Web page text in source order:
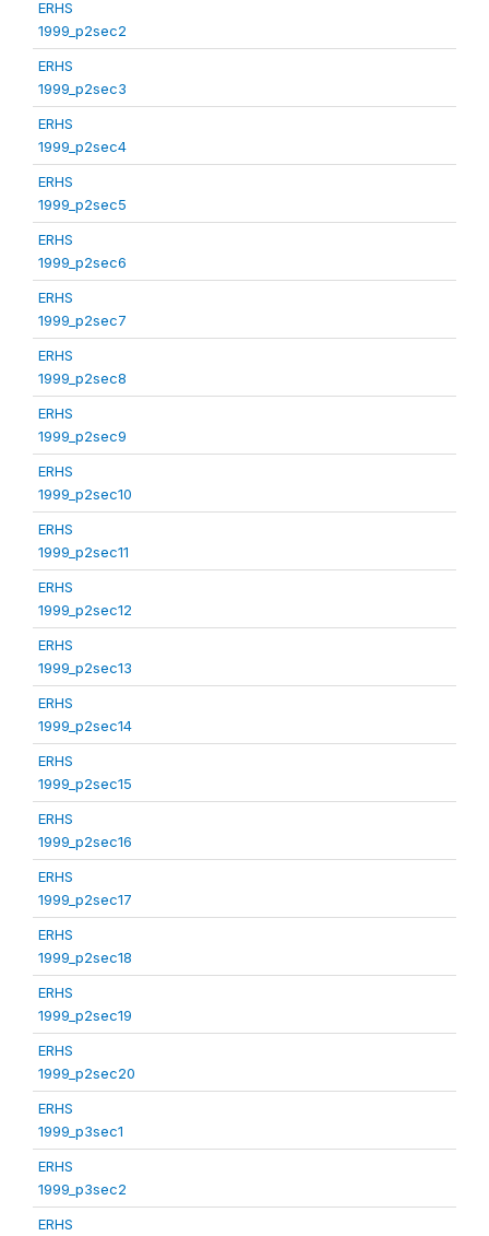
ERHS
1999_p2sec2
ERHS
1999_p2sec3
ERHS
1999_p2sec4
ERHS
1999_p2sec5
ERHS
1999_p2sec6
ERHS
1999_p2sec7
ERHS
1999_p2sec8
ERHS
1999_p2sec9
ERHS
1999_p2sec10
ERHS
1999_p2sec11
ERHS
1999_p2sec12
ERHS
1999_p2sec13
ERHS
1999_p2sec14
ERHS
1999_p2sec15
ERHS
1999_p2sec16
ERHS
1999_p2sec17
ERHS
1999_p2sec18
ERHS
1999_p2sec19
ERHS
1999_p2sec20
ERHS
1999_p3sec1
ERHS
1999_p3sec2
ERHS